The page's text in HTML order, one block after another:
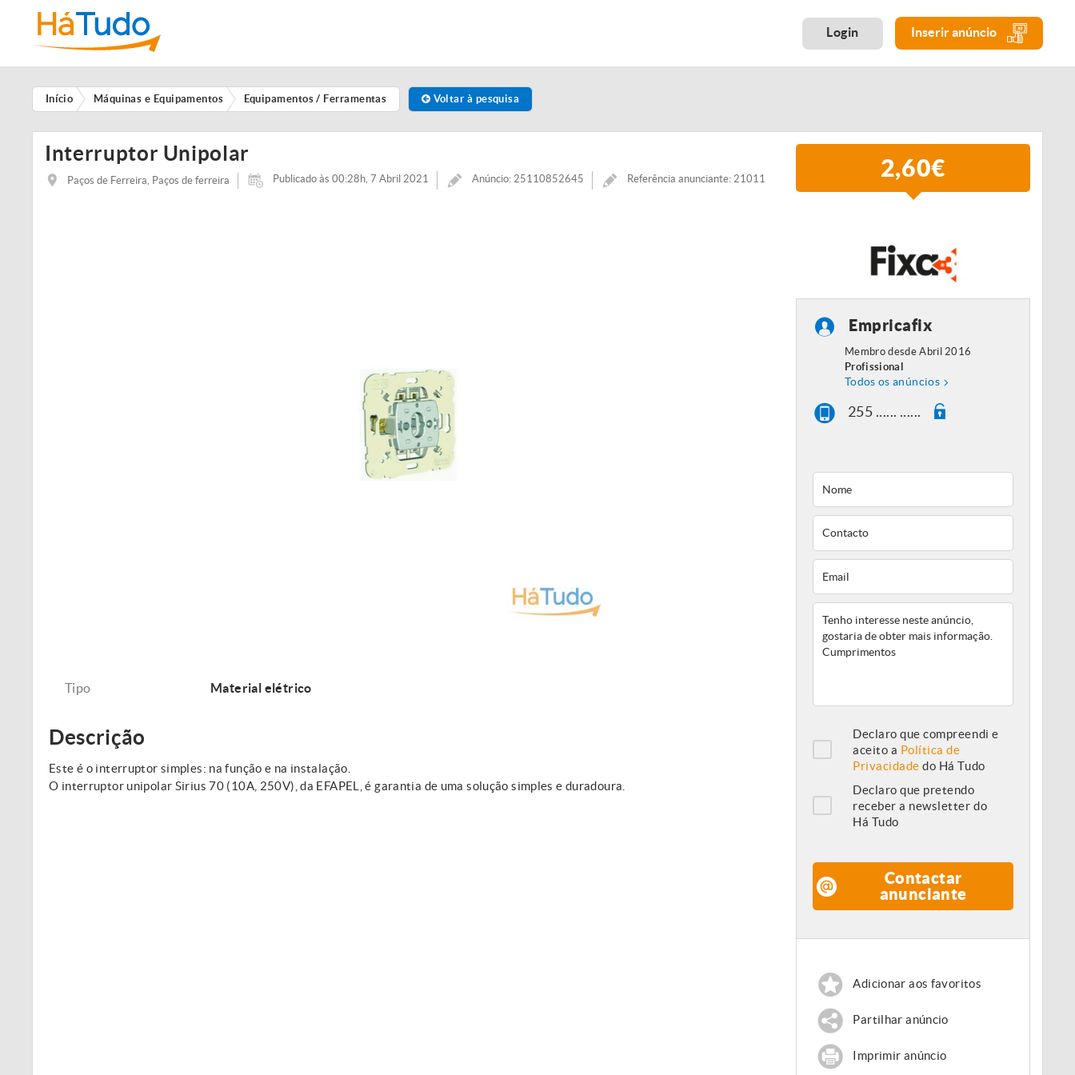
Login Inserir anúncio
Início Máquinas e Equipamentos Equipamentos / Ferramentas Voltar à pesquisa
Interruptor Unipolar
Paços de Ferreira, Paços de ferreira Publicado às 00:28h, 7 Abril 2021 Anúncio: 25110852645 Referência anunciante: 21011 2,60€
Tipo Material elétrico
Descrição
Este é o interruptor simples: na função e na instalação.
O interruptor unipolar Sirius 70 (10A, 250V), da EFAPEL, é garantia de uma solução simples e duradoura.
Empricafix
Membro desde Abril 2016
Profissional
Todos os anúncios
255 ...... ......
Declaro que compreendi e
aceito a Política de
Privacidade do Há Tudo
Declaro que pretendo
receber a newsletter do
Há Tudo
Contactar
anunciante
Adicionar aos favoritos
Partilhar anúncio
Imprimir anúncio